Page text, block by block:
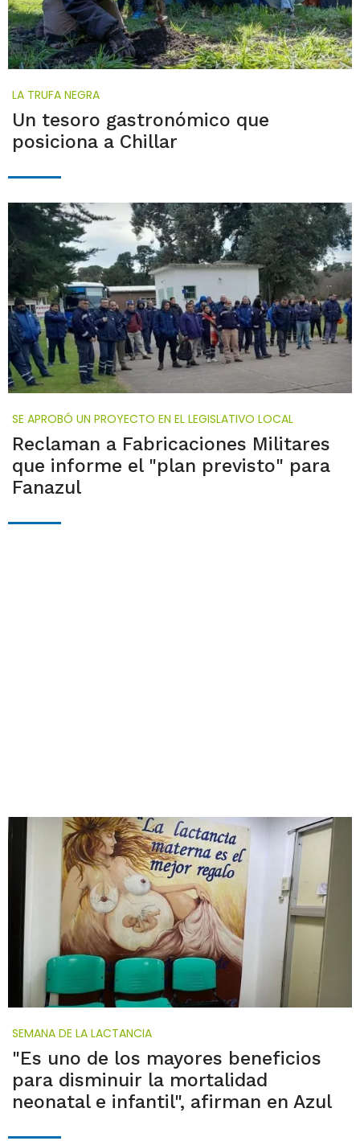
LA TRUFA NEGRA
Un tesoro gastronómico que
posiciona a Chillar
SE APROBÓ UN PROYECTO EN EL LEGISLATIVO LOCAL
Reclaman a Fabricaciones Militares
que informe el "plan previsto" para
Fanazul
SEMANA DE LA LACTANCIA
"Es uno de los mayores beneficios
para disminuir la mortalidad
neonatal e infantil", afirman en Azul